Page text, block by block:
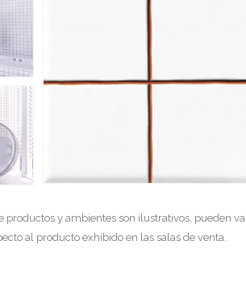
productos y ambientes son ilustrativos, pueden
al producto exhibido en las salas de venta.